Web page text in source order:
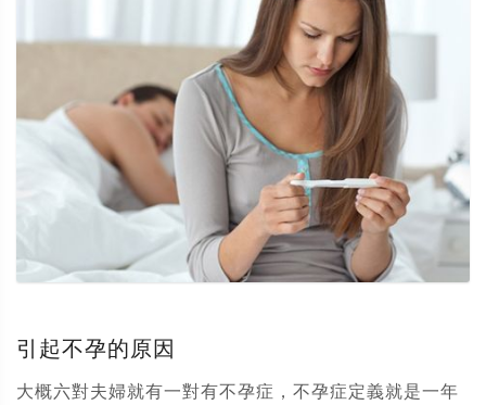
引起不孕的原因
大概六對夫婦就有一對有不孕症，不孕症定義就是一年